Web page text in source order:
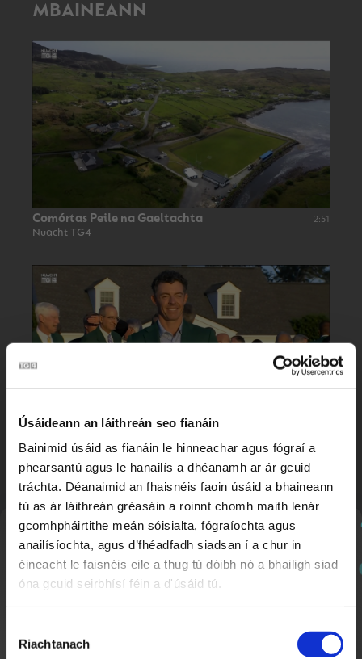
Úsáideann an láithreán seo fianáin
Bainimid úsáid as fianáin le hinneachar agus fógraí a
phearsantú agus le hanailís a dhéanamh ar ár gcuid
tráchta. Déanaimid an fhaisnéis faoin úsáid a bhaineann
tú as ár láithreán gréasáin a roinnt chomh maith lenár
gcomhpháirtithe meán sóisialta, fógraíochta agus
anailísíochta, agus d’fhéadfadh siadsan í a chur in
éineacht le faisnéis eile a thug tú dóibh nó a bhailigh siad
óna gcuid seirbhísí féin a d'úsáid tú.
Toilithe
Riachtanach
MBAINEANN
Comórtas Peile na Gaeltachta
Nuacht TG4
2:51
Rory McIlroy 2:21
Nuachtlitir